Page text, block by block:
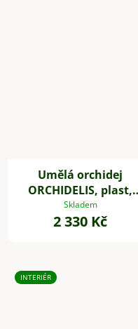
Umělá orchidej
ORCHIDELIS, plast,
výška 87 cm, bílá
Skladem
2 330 Kč
INTERIÉR